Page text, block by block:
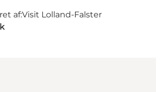
af:Visit Lolland-Falster